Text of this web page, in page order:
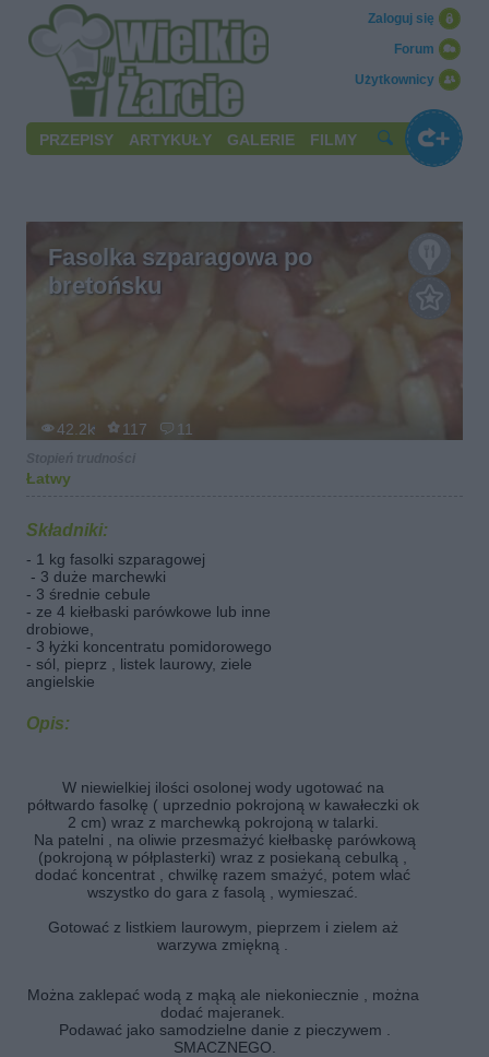
Użytkownicy
Forum
Zaloguj się
PRZEPISY ARTYKUŁY GALERIE FILMY
Fasolka szparagowa po
bretońsku
42.2k 117 11
Łatwy
Składniki:
- 1 kg fasolki szparagowej
- 3 duże marchewki
- 3 średnie cebule
- ze 4 kiełbaski parówkowe lub inne
drobiowe,
- 3 łyżki koncentratu pomidorowego
- sól, pieprz , listek laurowy, ziele
angielskie
Opis:
W niewielkiej ilości osolonej wody ugotować na
półtwardo fasolkę ( uprzednio pokrojoną w kawałeczki ok
2 cm) wraz z marchewką pokrojoną w talarki.
Na patelni , na oliwie przesmażyć kiełbaskę parówkową
(pokrojoną w półplasterki) wraz z posiekaną cebulką ,
dodać koncentrat , chwilkę razem smażyć, potem wlać
wszystko do gara z fasolą , wymieszać.
Gotować z listkiem laurowym, pieprzem i zielem aż
warzywa zmiękną .
Można zaklepać wodą z mąką ale niekoniecznie , można
dodać majeranek.
Podawać jako samodzielne danie z pieczywem .
SMACZNEGO.